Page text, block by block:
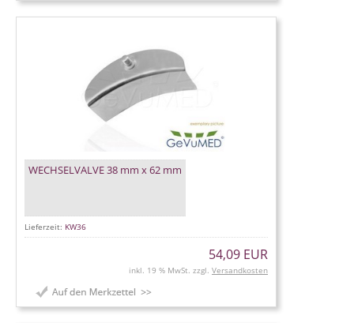
WECHSELVALVE 38 mm x 62 mm
Lieferzeit: KW36
54,09 EUR
inkl. 19 % MwSt. zzgl. Versandkosten